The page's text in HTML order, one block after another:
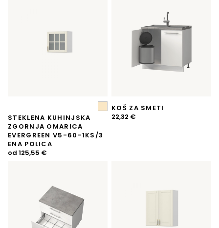
STEKLENA KUHINJSKA
ZGORNJA OMARICA
EVERGREEN V5-60-1KS/3
ENA POLICA
od 125,55 €
KOŠ ZA SMETI
22,32 €